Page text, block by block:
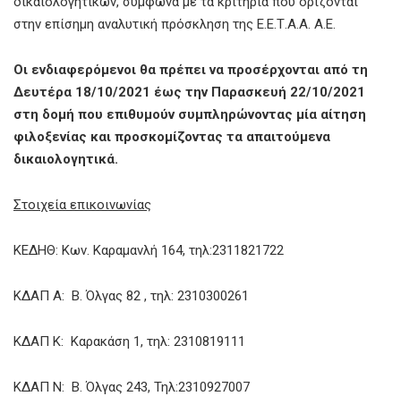
στην επίσημη αναλυτική πρόσκληση της Ε.Ε.Τ.Α.Α. Α.Ε.
Οι ενδιαφερόμενοι θα πρέπει να προσέρχονται από τη
Δευτέρα 18/10/2021 έως την Παρασκευή 22/10/2021
στη δομή που επιθυμούν συμπληρώνοντας μία αίτηση
φιλοξενίας και προσκομίζοντας τα απαιτούμενα
δικαιολογητικά.
Στοιχεία επικοινωνίας
ΚΕΔΗΘ: Κων. Καραμανλή 164, τηλ:2311821722
ΚΔΑΠ Α: Β. Όλγας 82 , τηλ: 2310300261
ΚΔΑΠ Κ: Καρακάση 1, τηλ: 2310819111
ΚΔΑΠ Ν: Β. Όλγας 243, Τηλ:2310927007